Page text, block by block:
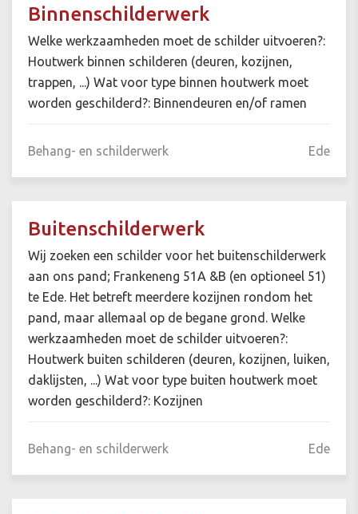
Binnenschilderwerk
Welke werkzaamheden moet de schilder uitvoeren?:
Houtwerk binnen schilderen (deuren, kozijnen,
trappen, ...) Wat voor type binnen houtwerk moet
worden geschilderd?: Binnendeuren en/of ramen
Behang- en schilderwerk Ede
Buitenschilderwerk
Wij zoeken een schilder voor het buitenschilderwerk
aan ons pand; Frankeneng 51A &B (en optioneel 51)
te Ede. Het betreft meerdere kozijnen rondom het
pand, maar allemaal op de begane grond. Welke
werkzaamheden moet de schilder uitvoeren?:
Houtwerk buiten schilderen (deuren, kozijnen, luiken,
daklijsten, ...) Wat voor type buiten houtwerk moet
worden geschilderd?: Kozijnen
Behang- en schilderwerk Ede